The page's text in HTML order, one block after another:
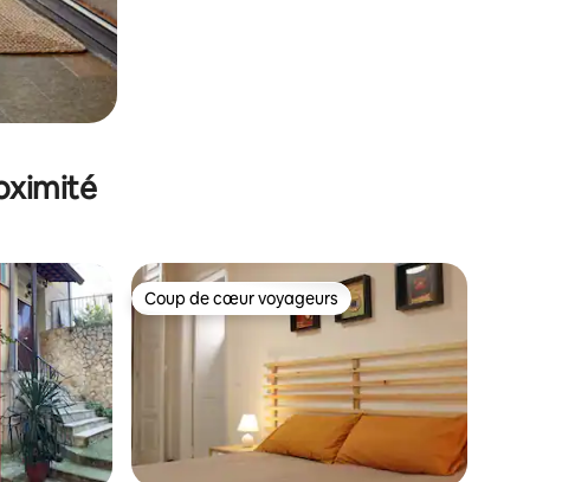
Coup de cœur voyageurs
Coup de cœur voyageurs